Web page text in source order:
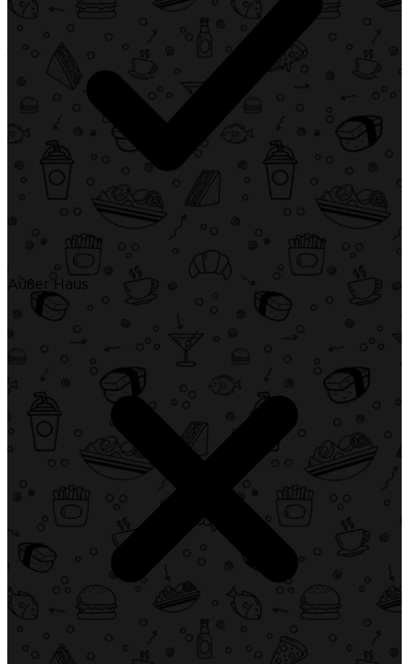
Außer Haus